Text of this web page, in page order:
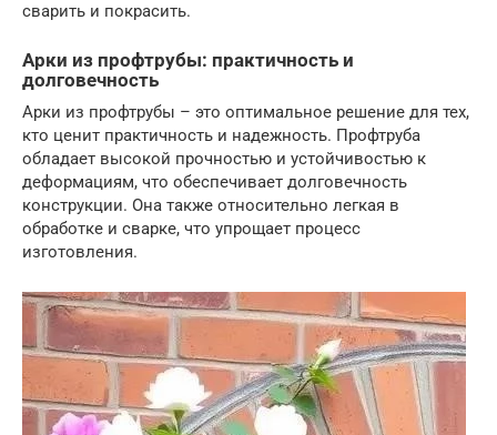
сварить и покрасить.
Арки из профтрубы: практичность и
долговечность
Арки из профтрубы – это оптимальное решение для тех,
кто ценит практичность и надежность. Профтруба
обладает высокой прочностью и устойчивостью к
деформациям, что обеспечивает долговечность
конструкции. Она также относительно легкая в
обработке и сварке, что упрощает процесс
изготовления.